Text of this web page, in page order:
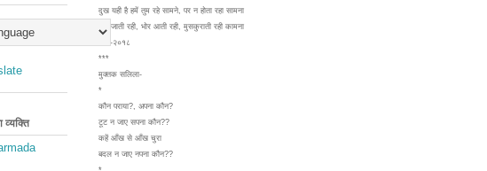
दुख यही है हमें तुम रहे सामने, पर न होता रहा सामना
रात जाती रही, भोर आती रही, मुसकुराती रही कामना
५-८-२०१८
***
मुक्तक सलिला-
*
कौन पराया?, अपना कौन?
टूट न जाए सपना कौन??
कहें आँख से आँख चुरा
बदल न जाए नपना कौन??
व्यक्ति